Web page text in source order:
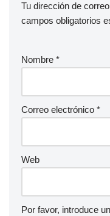
Tu dirección de
campos obligatorios
Nombre *
Correo electrónico *
Web
Por favor, introduce